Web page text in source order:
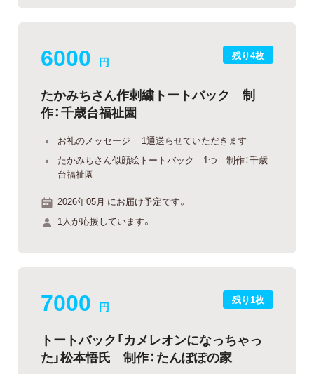
残り4枚
6000 円
たかみちさん作刺繍トートバック 制
作：千歳台福祉園
お礼のメッセージ 1通送らせていただきます
たかみちさん似顔絵トートバック 1つ 制作：千歳
台福祉園
2026年05月 にお届け予定です。
1人が応援しています。
残り1枚
7000 円
トートバック「カメレオンになっちゃっ
た」松本悟氏 制作：たんぽぽの家